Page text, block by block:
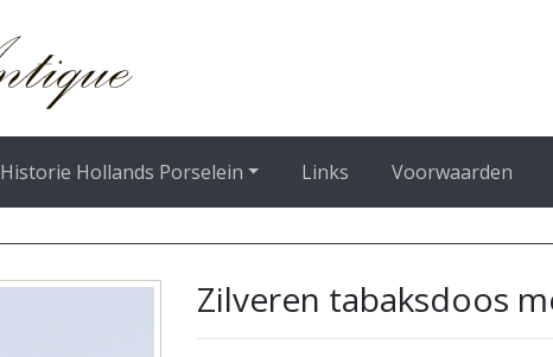
Historie Hollands Porselein Links Voorwaarden
Zilveren tabaksdoos